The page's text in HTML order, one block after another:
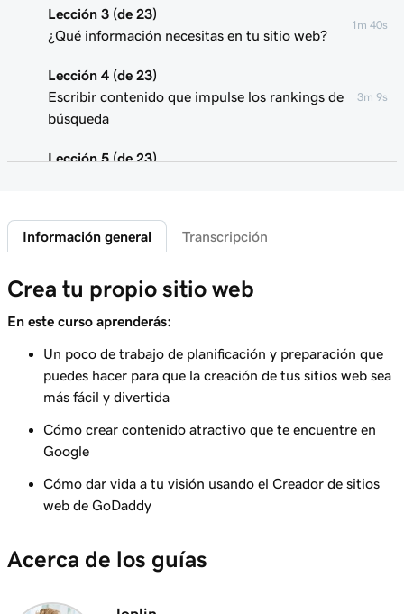
Lección 3 (de 23)
¿Qué información necesitas en tu sitio web?
1m 40s
Lección 4 (de 23)
Escribir contenido que impulse los rankings de
búsqueda
3m 9s
Lección 5 (de 23)
Lección 6 (de 23)
Personalizar el tema de mi sitio web
Lección 7 (de 23)
Agregar una sección a mi sitio de Páginas
Web + Marketing
Lección 8 (de 23)
Editar contenido en una sección o grupo de
secciones
5m 19s
Lección 9 (de 23)
encabezado
Editar texto en mi encabezado Sitios web +
Marketing
Información general Transcripción
Crea tu propio sitio web
En este curso aprenderás:
Un poco de trabajo de planificación y preparación que
puedes hacer para que la creación de tus sitios web sea
más fácil y divertida
Cómo crear contenido atractivo que te encuentre en
Google
Cómo dar vida a tu visión usando el Creador de sitios
web de GoDaddy
Acerca de los guías